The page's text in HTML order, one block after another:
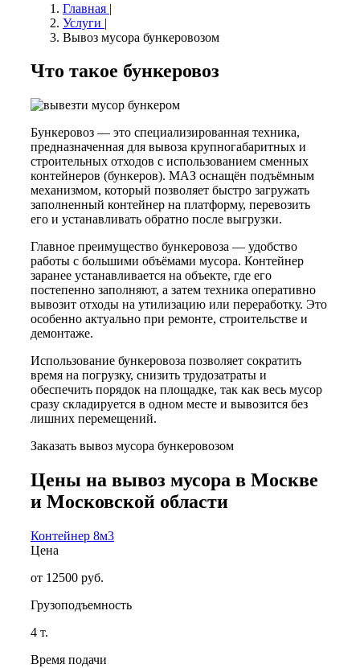
Главная |
Услуги |
Вывоз мусора бункеровозом
Что такое бункеровоз
Бункеровоз — это специализированная техника,
предназначенная для вывоза крупногабаритных и
строительных отходов с использованием сменных
контейнеров (бункеров). МАЗ оснащён подъёмным
механизмом, который позволяет быстро загружать
заполненный контейнер на платформу, перевозить
его и устанавливать обратно после выгрузки.
Главное преимущество бункеровоза — удобство
работы с большими объёмами мусора. Контейнер
заранее устанавливается на объекте, где его
постепенно заполняют, а затем техника оперативно
вывозит отходы на утилизацию или переработку. Это
особенно актуально при ремонте, строительстве и
демонтаже.
Использование бункеровоза позволяет сократить
время на погрузку, снизить трудозатраты и
обеспечить порядок на площадке, так как весь мусор
сразу складируется в одном месте и вывозится без
лишних перемещений.
Заказать вывоз мусора бункеровозом
Цены на вывоз мусора в Москве
и Московской области
Контейнер 8м3
Цена
от 12500 руб.
Грузоподъемность
4 т.
Время подачи